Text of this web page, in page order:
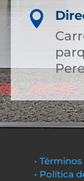

•
• Política